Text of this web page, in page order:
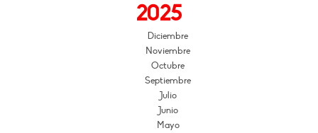
2025
Diciembre
Noviembre
Octubre
Septiembre
Julio
Junio
Mayo